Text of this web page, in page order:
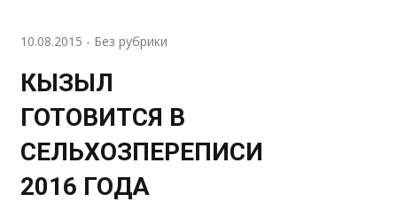
10.08.2015 - Без рубрики
КЫЗЫЛ
ГОТОВИТСЯ В
СЕЛЬХОЗПЕРЕПИСИ
2016 ГОДА